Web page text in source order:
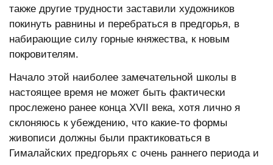
также другие трудности заставили художников
покинуть равнины и перебраться в предгорья, в
набирающие силу горные княжества, к новым
покровителям.
Начало этой наиболее замечательной школы в
настоящее время не может быть фактически
прослежено ранее конца ХVII века, хотя лично я
склоняюсь к убеждению, что какие-то формы
живописи должны были практиковаться в
Гималайских предгорьях с очень раннего периода и